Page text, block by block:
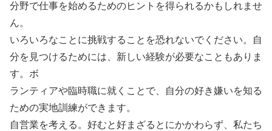
分野で仕事を始めるためのヒントを得られるかもしれませ
ん。
いろいろなことに挑戦することを恐れないでください。自
分を見つけるためには、新しい経験が必要なこともありま
す。ボ
ランティアや臨時職に就くことで、自分の好き嫌いを知る
ための実地訓練ができます。
自営業を考える。好むと好まざるとにかかわらず、私たち